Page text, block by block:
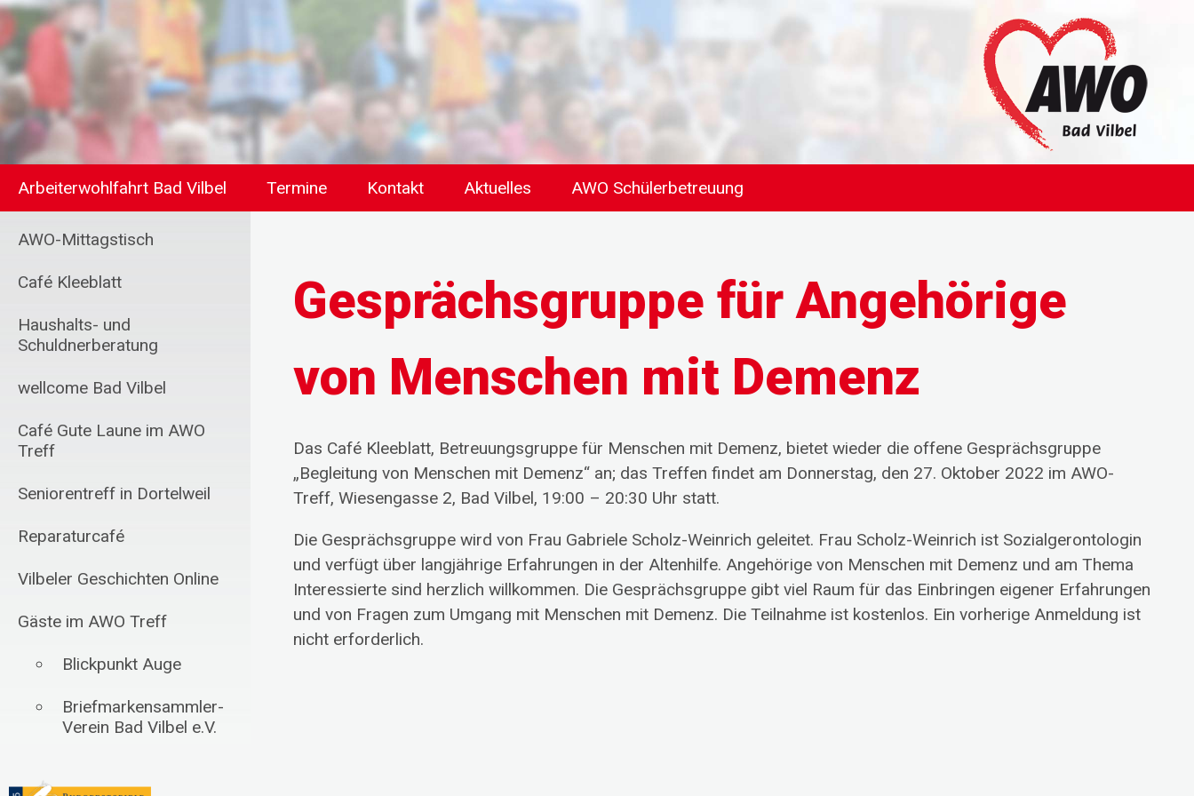
Arbeiterwohlfahrt Bad Vilbel Termine Kontakt Aktuelles AWO Schülerbetreuung
AWO-Mittagstisch
Café Kleeblatt
Haushalts- und
Schuldnerberatung
wellcome Bad Vilbel
Café Gute Laune im AWO
Treff
Seniorentreff in Dortelweil
Reparaturcafé
Vilbeler Geschichten Online
Gäste im AWO Treff
Blickpunkt Auge
Briefmarkensammler-
Verein Bad Vilbel e.V.
Vilbel 1985 e.V.
Gesprächsgruppe für Angehörige
von Menschen mit Demenz
Das Café Kleeblatt, Betreuungsgruppe für Menschen mit Demenz, bietet wieder die offene Gesprächsgruppe
„Begleitung von Menschen mit Demenz“ an; das Treffen findet am Donnerstag, den 27. Oktober 2022 im AWO-
Treff, Wiesengasse 2, Bad Vilbel, 19:00 – 20:30 Uhr statt.
Die Gesprächsgruppe wird von Frau Gabriele Scholz-Weinrich geleitet. Frau Scholz-Weinrich ist Sozialgerontologin
und verfügt über langjährige Erfahrungen in der Altenhilfe. Angehörige von Menschen mit Demenz und am Thema
Interessierte sind herzlich willkommen. Die Gesprächsgruppe gibt viel Raum für das Einbringen eigener Erfahrungen
und von Fragen zum Umgang mit Menschen mit Demenz. Die Teilnahme ist kostenlos. Ein vorherige Anmeldung ist
nicht erforderlich.